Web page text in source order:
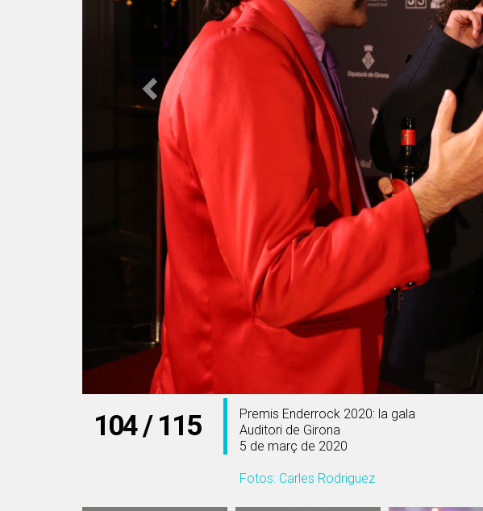
104 / 115
Premis Enderrock 2020: la gala
Auditori de Girona
5 de març de 2020
Fotos: Carles Rodriguez